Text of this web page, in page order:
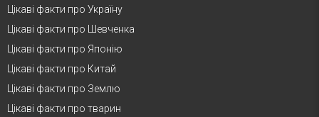
Цікаві факти про Україну
Цікаві факти про Шевченка
Цікаві факти про Японію
Цікаві факти про Китай
Цікаві факти про Землю
Цікаві факти про тварин